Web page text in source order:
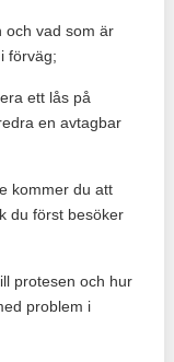
och vad som är
förväg;
ett lås på
en avtagbar
kommer du att
du först besöker
protesen och hur
problem i